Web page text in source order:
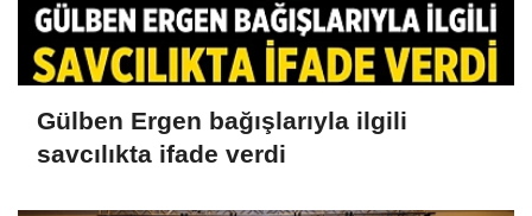
Gülben Ergen bağışlarıyla ilgili
savcılıkta ifade verdi